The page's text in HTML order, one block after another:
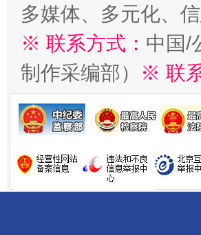
多媒体、多元化、
※ 联系方式： 中国/
制作采编部）
※ 联